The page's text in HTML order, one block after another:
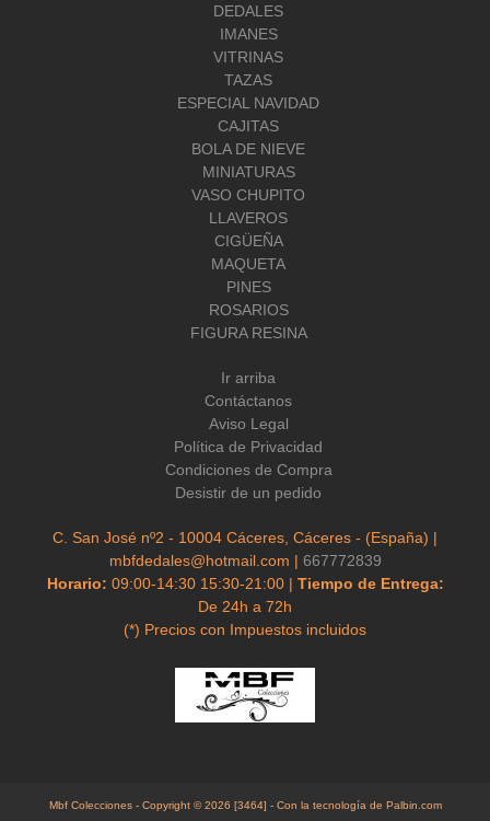
DEDALES
IMANES
VITRINAS
TAZAS
ESPECIAL NAVIDAD
CAJITAS
BOLA DE NIEVE
MINIATURAS
VASO CHUPITO
LLAVEROS
CIGÜEÑA
MAQUETA
PINES
ROSARIOS
FIGURA RESINA
Ir arriba
Contáctanos
Aviso Legal
Política de Privacidad
Condiciones de Compra
Desistir de un pedido
C. San José nº2 - 10004 Cáceres, Cáceres - (España) |
mbfdedales@hotmail.com | 667772839
Horario: 09:00-14:30 15:30-21:00 | Tiempo de Entrega:
De 24h a 72h
(*) Precios con Impuestos incluidos
Mbf Colecciones- Copyright © 2026 [3464] - Con la tecnología de Palbin.com